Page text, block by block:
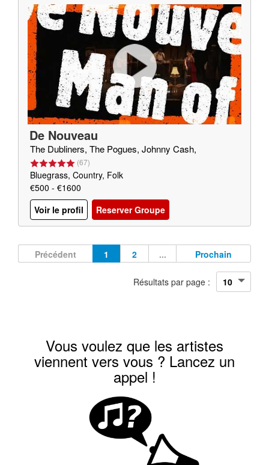
De Nouveau
The Dubliners, The Pogues, Johnny Cash,
(67)
Bluegrass, Country, Folk
€500 - €1600
Voir le profil
Reserver Groupe
Précédent 1 2 ... Prochain
Résultats par page :
Vous voulez que les artistes
viennent vers vous ? Lancez un
appel !